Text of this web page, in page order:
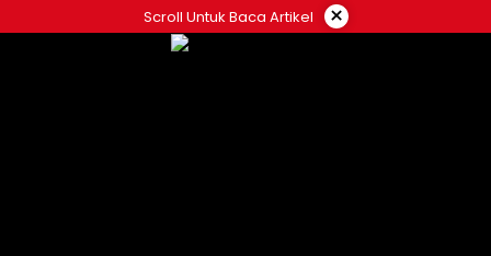
ke
Scroll Untuk Baca Artikel ×